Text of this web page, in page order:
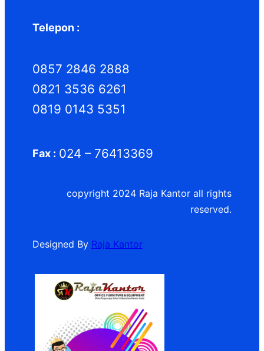
Telepon :
0857 2846 2888
0821 3536 6261
0819 0143 5351
Fax : 024 – 76413369
copyright 2024 Raja Kantor all rights
reserved.
Designed By Raja Kantor